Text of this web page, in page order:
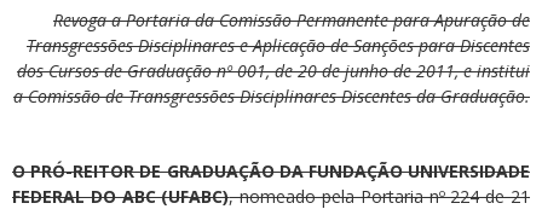
Revoga a Portaria da Comissão Permanente para Apuração de
Transgressões Disciplinares e Aplicação de Sanções para Discentes
dos Cursos de Graduação nº 001, de 20 de junho de 2011, e institui
a Comissão de Transgressões Disciplinares Discentes da Graduação.
O PRÓ-REITOR DE GRADUAÇÃO DA FUNDAÇÃO UNIVERSIDADE
FEDERAL DO ABC (UFABC), nomeado pela Portaria nº 224 de 21